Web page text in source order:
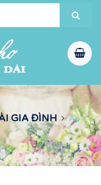
GIA ĐÌNH
Áo